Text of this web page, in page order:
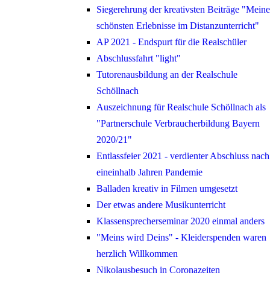
Siegerehrung der kreativsten Beiträge "Meine
schönsten Erlebnisse im Distanzunterricht"
AP 2021 - Endspurt für die Realschüler
Abschlussfahrt "light"
Tutorenausbildung an der Realschule
Schöllnach
Auszeichnung für Realschule Schöllnach als
"Partnerschule Verbraucherbildung Bayern
2020/21"
Entlassfeier 2021 - verdienter Abschluss nach
eineinhalb Jahren Pandemie
Balladen kreativ in Filmen umgesetzt
Der etwas andere Musikunterricht
Klassensprecherseminar 2020 einmal anders
"Meins wird Deins" - Kleiderspenden waren
herzlich Willkommen
Nikolausbesuch in Coronazeiten